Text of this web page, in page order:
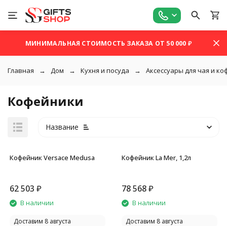
МИНИМАЛЬНАЯ СТОИМОСТЬ ЗАКАЗА ОТ 50 000 ₽
Главная Дом Кухня и посуда Аксессуары для чая и
Кофейники
Название
Кофейник Versace Medusa
62 503 ₽
В наличии
Доставим 8 августа
Кофейник La Mer, 1,2л
78 568₽
В наличии
Доставим 8 августа